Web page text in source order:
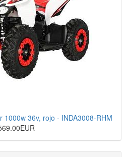
1000w 36v, rojo - INDA3008-RHM